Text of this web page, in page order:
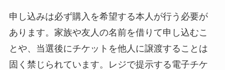
申し込みは必ず購入を希望する本人が行う必要が
あります。家族や友人の名前を借りて申し込むこ
とや、当選後にチケットを他人に譲渡することは
固く禁じられています。レジで提示する電子チケ